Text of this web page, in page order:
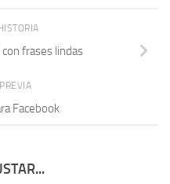
frases lindas
Facebook